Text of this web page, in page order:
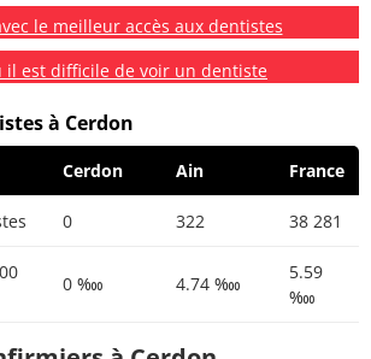
le meilleur accès aux dentistes
il est difficile de voir un dentiste
à Cerdon
Cerdon Ain France
0 322 38 281
0 ‱ 4.74 ‱
5.59
‱